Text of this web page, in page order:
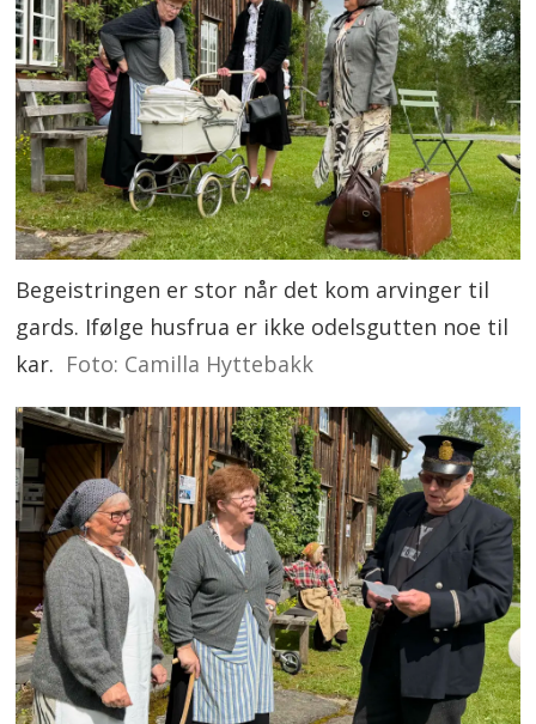
Begeistringen er stor når det kom arvinger til
gards. Ifølge husfrua er ikke odelsgutten noe til
kar. Foto: Camilla Hyttebakk